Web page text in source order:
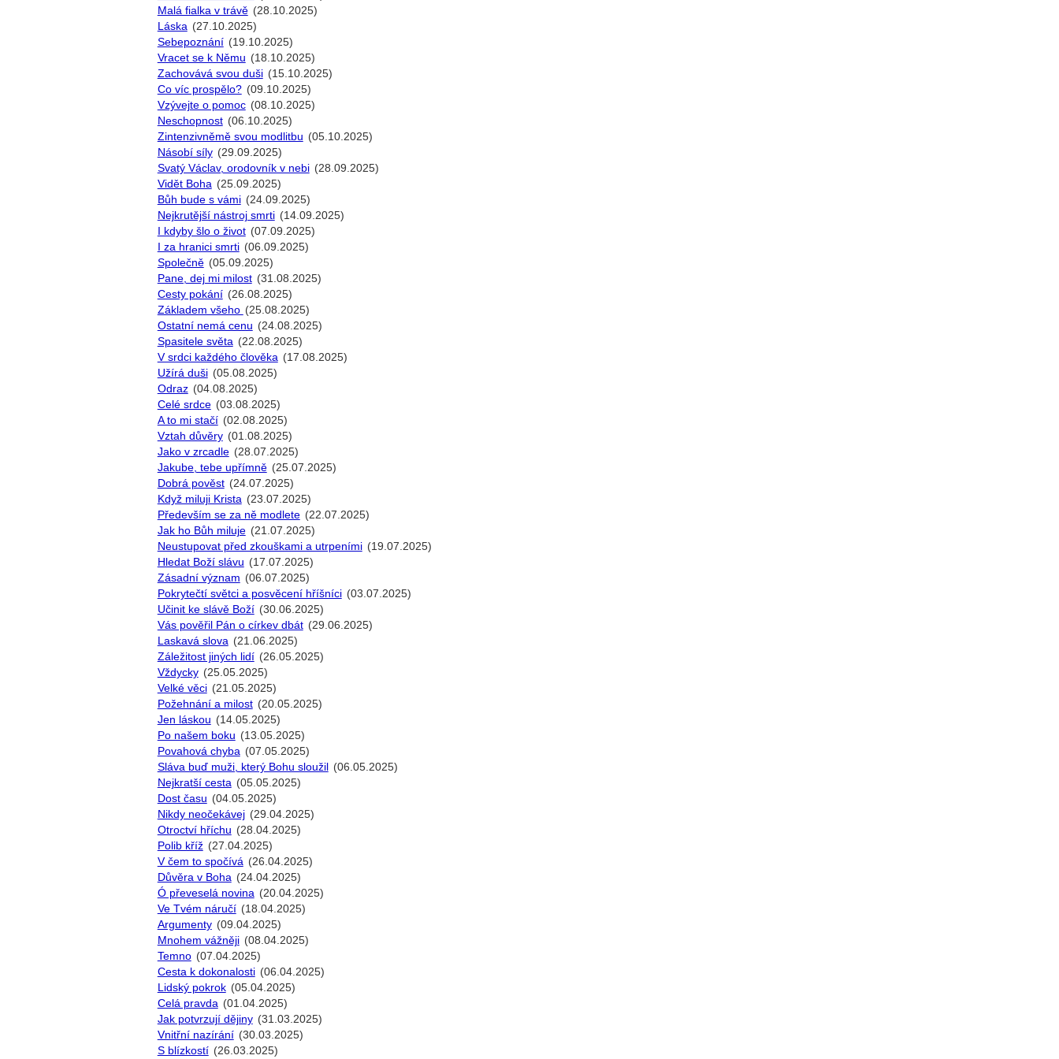
Malá fialka v trávě (28.10.2025)
Láska (27.10.2025)
Sebepoznání (19.10.2025)
Vracet se k Němu (18.10.2025)
Zachovává svou duši (15.10.2025)
Co víc prospělo? (09.10.2025)
Vzývejte o pomoc (08.10.2025)
Neschopnost (06.10.2025)
Zintenzivněmě svou modlitbu (05.10.2025)
Násobí síly (29.09.2025)
Svatý Václav, orodovník v nebi (28.09.2025)
Vidět Boha (25.09.2025)
Bůh bude s vámi (24.09.2025)
Nejkrutější nástroj smrti (14.09.2025)
I kdyby šlo o život (07.09.2025)
I za hranici smrti (06.09.2025)
Společně (05.09.2025)
Pane, dej mi milost (31.08.2025)
Cesty pokání (26.08.2025)
Základem všeho (25.08.2025)
Ostatní nemá cenu (24.08.2025)
Spasitele světa (22.08.2025)
V srdci každého člověka (17.08.2025)
Užírá duši (05.08.2025)
Odraz (04.08.2025)
Celé srdce (03.08.2025)
A to mi stačí (02.08.2025)
Vztah důvěry (01.08.2025)
Jako v zrcadle (28.07.2025)
Jakube, tebe upřímně (25.07.2025)
Dobrá pověst (24.07.2025)
Když miluji Krista (23.07.2025)
Především se za ně modlete (22.07.2025)
Jak ho Bůh miluje (21.07.2025)
Neustupovat před zkouškami a utrpeními (19.07.2025)
Hledat Boží slávu (17.07.2025)
Zásadní význam (06.07.2025)
Pokrytečtí světci a posvěcení hříšníci (03.07.2025)
Učinit ke slávě Boží (30.06.2025)
Vás pověřil Pán o církev dbát (29.06.2025)
Laskavá slova (21.06.2025)
Záležitost jiných lidí (26.05.2025)
Vždycky (25.05.2025)
Velké věci (21.05.2025)
Požehnání a milost (20.05.2025)
Jen láskou (14.05.2025)
Po našem boku (13.05.2025)
Povahová chyba (07.05.2025)
Sláva buď muži, který Bohu sloužil
(06.05.2025)
Nejkratší cesta (05.05.2025)
Dost času (04.05.2025)
Nikdy neočekávej (29.04.2025)
Otroctví hříchu (28.04.2025)
Polib kříž (27.04.2025)
V čem to spočívá (26.04.2025)
Důvěra v Boha (24.04.2025)
Ó převeselá novina (20.04.2025)
Ve Tvém náručí (18.04.2025)
Argumenty (09.04.2025)
Mnohem vážněji (08.04.2025)
Temno (07.04.2025)
Cesta k dokonalosti (06.04.2025)
Lidský pokrok (05.04.2025)
Celá pravda (01.04.2025)
Jak potvrzují dějiny (31.03.2025)
Vnitřní nazírání (30.03.2025)
S blízkostí (26.03.2025)